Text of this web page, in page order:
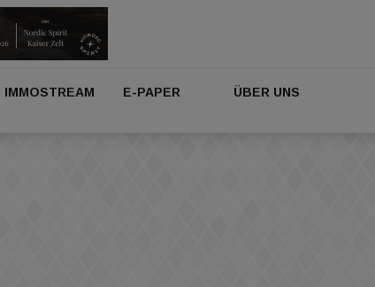
IMMOSTREAM E-PAPER ÜBER UNS